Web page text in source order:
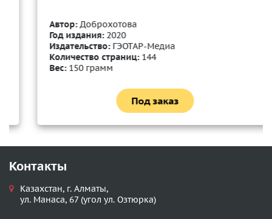
Автор:Доброхотова
Год издания:2020
Издательство:ГЭОТАР-Медиа
Количество страниц:144
150 грамм
Под заказ
Контакты
Казахстан, г. Алматы,
ул. Манаса, 67 (угол ул. Озтюрка)